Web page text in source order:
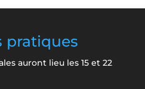
pratiques
auront lieu les 15 et 22